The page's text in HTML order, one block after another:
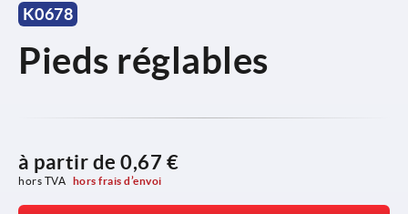
K0678
Pieds réglables
à partir de 0,67 €
hors TVA hors frais d’envoi